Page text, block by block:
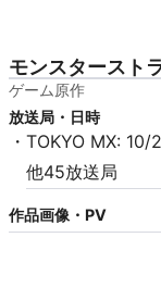
モンスタースト
ゲーム原作
放送局・日時
・TOKYO MX:
他45放送局
作品画像・PV